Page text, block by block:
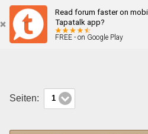
Read forum faster on
Tapatalk app?
FREE - on Google Play
Seiten: 1